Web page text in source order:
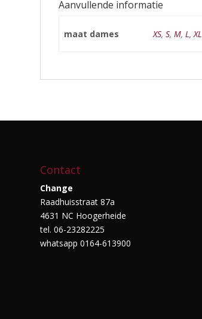
Aanvullende informatie
maat dames XS,S,M,L,XL
Contact
Change
Raadhuisstraat 87a
4631 NC Hoogerheide
tel. 06-23282225
whatsapp 0164-613900